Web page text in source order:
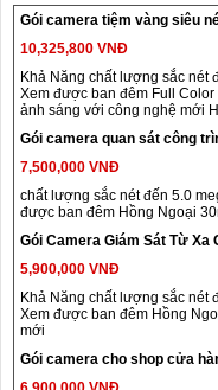
Gói camera tiệm vàng siêu
10,325,800 VNĐ
Khả Năng chất lượng sắc nét
Xem được ban đêm Full
ảnh sáng với công nghệ mới
Gói camera quan sát công
7,500,000 VNĐ
chất lượng sắc nét đến 5.0
được ban đêm Hồng Ngoại
Gói Camera Giám Sát Từ Xa
5,900,000 VNĐ
Khả Năng chất lượng sắc nét
Xem được ban đêm Hồng
mới
Gói camera cho shop cửa